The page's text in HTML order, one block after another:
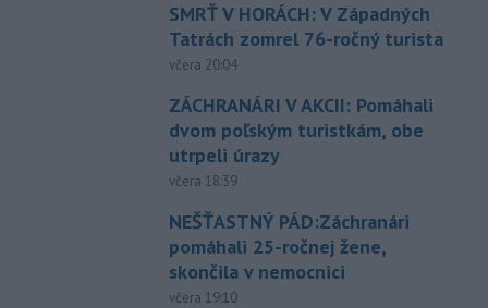
SMRŤ V HORÁCH: V Západných
Tatrách zomrel 76-ročný turista
včera 20:04
ZÁCHRANÁRI V AKCII: Pomáhali
dvom poľským turistkám, obe
utrpeli úrazy
včera 18:39
NEŠŤASTNÝ PÁD:Záchranári
pomáhali 25-ročnej žene,
skončila v nemocnici
včera 19:10